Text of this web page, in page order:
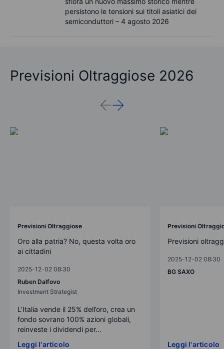
persistono le tensioni sui titoli asiatici dei
semiconduttori – 4 agosto 2026
Previsioni Oltraggiose 2026
Previsioni Oltraggiose
Oro alla patria? No, questa volta oro
ai cittadini
2025-12-02 08:30
Ruben Dalfovo
Investment Strategist
L’Italia vende il 25% dell’oro, crea un
fondo sovrano 100% azioni globali,
reinveste i dividendi per...
Leggi l'articolo
Previsioni
Previsioni
2025-12-02 08:30
BG SAXO
Leggi l'articolo